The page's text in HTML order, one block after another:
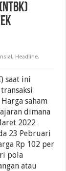
, Headline,
saat ini
saham
dimana
2022
23 Pebruari
Rp 102 per
pola
atau